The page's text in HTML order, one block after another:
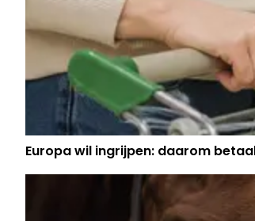
Europa wil ingrijpen: daarom